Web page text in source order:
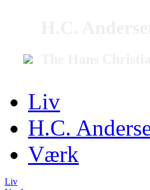
Liv
H.C.
Værk
Liv